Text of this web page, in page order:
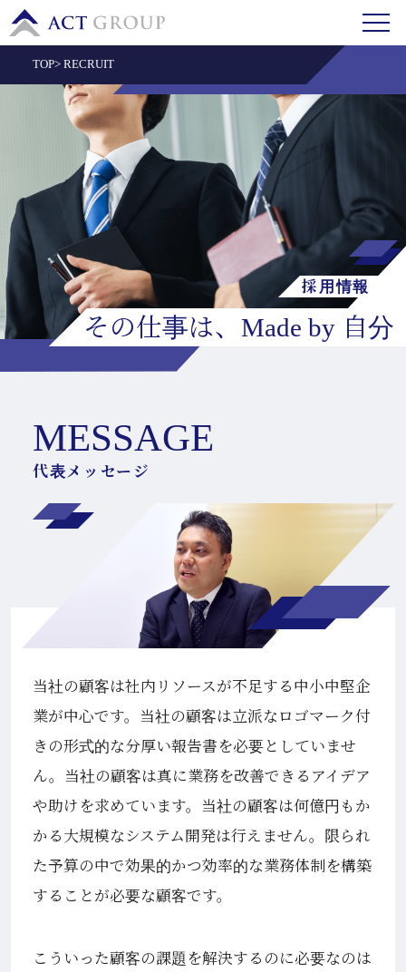
TOP> RECRUIT
採用情報
その仕事は、Made by 自分
MESSAGE
当社の顧客は社内リソースが不足する中小中堅企
業が中心です。当社の顧客は立派なロゴマーク付
きの形式的な分厚い報告書を必要としていませ
ん。当社の顧客は真に業務を改善できるアイデア
や助けを求めています。当社の顧客は何億円もか
かる大規模なシステム開発は行えません。限られ
た予算の中で効果的かつ効率的な業務体制を構築
することが必要な顧客です。
こういった顧客の課題を解決するのに必要なのは